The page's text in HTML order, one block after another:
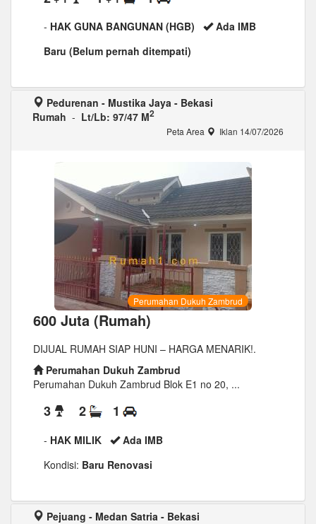
- HAK GUNA BANGUNAN (HGB)
Ada IMB
Baru (Belum pernah ditempati)
Pedurenan - Mustika Jaya - Bekasi
Rumah - Lt/Lb: 97/47 M2
Peta Area Iklan 14/07/2026
Perumahan Dukuh Zambrud
600 Juta (Rumah)
DIJUAL RUMAH SIAP HUNI – HARGA MENARIK!.
Perumahan Dukuh Zambrud
Perumahan Dukuh Zambrud Blok E1 no 20, ...
3 2 1
- HAK MILIK
Ada IMB
Kondisi: Baru Renovasi
Pejuang - Medan Satria - Bekasi